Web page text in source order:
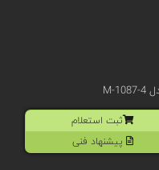
ثبت استعلام
پیشنهاد فنی